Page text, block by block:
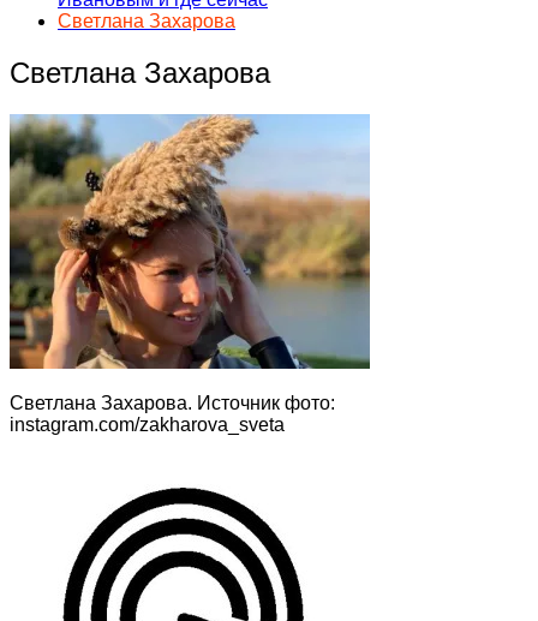
Светлана Захарова
Светлана Захарова
Светлана Захарова. Источник фото:
instagram.com/zakharova_sveta